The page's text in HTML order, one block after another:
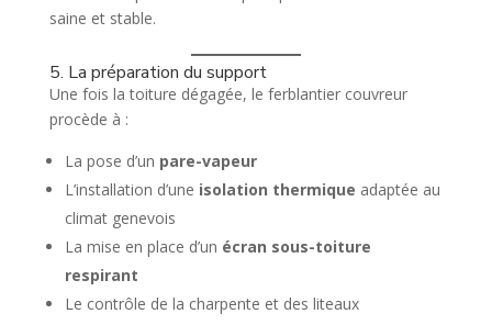
saine et stable.
5. La préparation du support
Une fois la toiture dégagée, le ferblantier couvreur
procède à :
La pose d’un pare-vapeur
L’installation d’une isolation thermique adaptée au
climat genevois
La mise en place d’un écran sous-toiture
respirant
Le contrôle de la charpente et des liteaux